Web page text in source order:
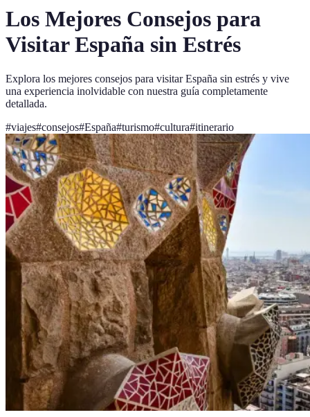
Los Mejores Consejos para
Visitar España sin Estrés
Explora los mejores consejos para visitar España sin estrés y vive
una experiencia inolvidable con nuestra guía completamente
detallada.
#viajes#consejos#España#turismo#cultura#itinerario